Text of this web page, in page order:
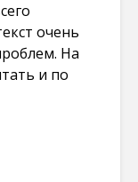
очень
На
и по